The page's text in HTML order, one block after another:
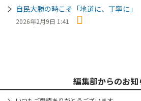
自民大勝の時こそ「地道に、丁寧
2026年2月9日 1:41
編集部からのお知